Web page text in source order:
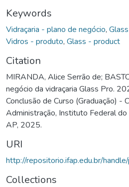
Keywords
Vidraçaria - plano de negócio,
Vidros - produto, Glass - product
Citation
MIRANDA, Alice Serrão de;
negócio da vidraçaria Glass Pro.
Conclusão de Curso (Graduação) -
Administração, Instituto Federal do
AP, 2025.
URI
http://repositorio.ifap.edu.br/
Collections